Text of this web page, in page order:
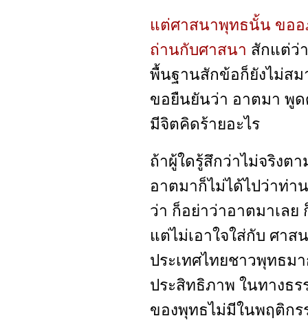
แต่ศาสนาพุทธนั้น ขออ
ถ่านกับศาสนา สักแต่ว่
พื้นฐานสักข้อก็ยังไม่ส
ขอยืนยันว่า อาตมา พูด
มีจิตคิดร้ายอะไร
ถ้าผู้ใดรู้สึกว่าไม่จริงต
อาตมาก็ไม่ได้ไปว่าท่า
ว่า ก็อย่าว่าอาตมาเลย
แต่ไม่เอาใจใส่กับ ศาส
ประเทศไทยชาวพุทธม
ประสิทธิภาพ ในทางธ
ของพุทธไม่มีในพฤติก